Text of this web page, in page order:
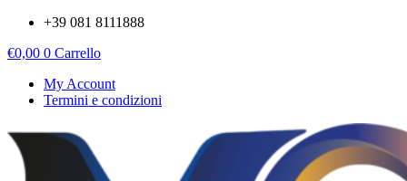
contenuto
+39 081 8111888
€0,00 0 Carrello
My Account
Termini e condizioni